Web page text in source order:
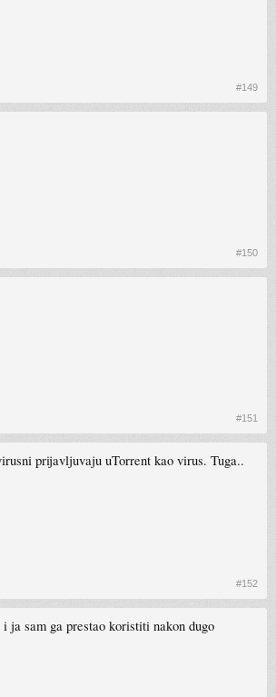
#149
#150
#151
prijavljuvaju uTorrent kao virus. Tuga..
#152
ja sam ga prestao koristiti nakon dugo